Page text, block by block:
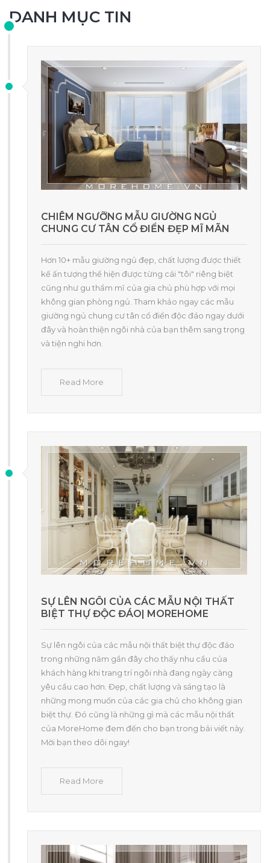
DANH MỤC TIN
CHIÊM NGƯỠNG MẪU GIƯỜNG NGỦ
CHUNG CƯ TÂN CỔ ĐIỂN ĐẸP MĨ MÃN
Hơn 10+ mẫu giường ngủ đẹp, chất lượng được thiết
kế ấn tượng thể hiện được từng cái "tôi" riêng biệt
cũng như gu thẩm mĩ của gia chủ phù hợp với mọi
không gian phòng ngủ. Tham khảo ngay các mẫu
giường ngủ chung cư tân cổ điển độc đáo ngay dưới
đây và hoàn thiện ngôi nhà của bạn thêm sang trọng
và tiện nghi hơn.
Read More
SỰ LÊN NGÔI CỦA CÁC MẪU NỘI THẤT
BIỆT THỰ ĐỘC ĐÁO| MOREHOME
Sự lên ngôi của các mẫu nội thất biệt thự độc đáo
trong những năm gần đây cho thấy nhu cầu của
khách hàng khi trang trí ngôi nhà đang ngày càng
yêu cầu cao hơn. Đẹp, chất lượng và sáng tạo là
những mong muốn của các gia chủ cho không gian
biệt thự. Đó cũng là những gì mà các mẫu nội thất
của MoreHome đem đến cho bạn trong bải viết này.
Mời bạn theo dõi ngay!
Read More